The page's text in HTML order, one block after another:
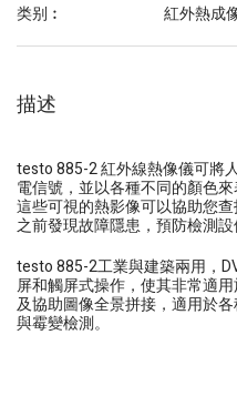
类别︰ 紅外熱成
描述
testo 885-2 紅外線熱像儀可將
電信號，並以各種不同的顏色
這些可視的熱影像可以協助您
之前發現故障隱患，預防檢測設
testo 885-2工業與建築兩用，
屏和觸屏式操作，使其非常適
及協助圖像全景拼接，適用於
與霉變檢測。